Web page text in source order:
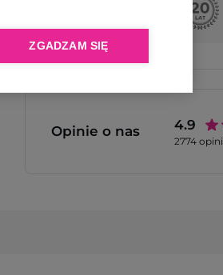
ZGADZAM SIĘ
Opinie o nas 4.9
2774